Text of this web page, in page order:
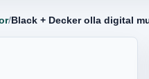
/Black + Decker olla digital